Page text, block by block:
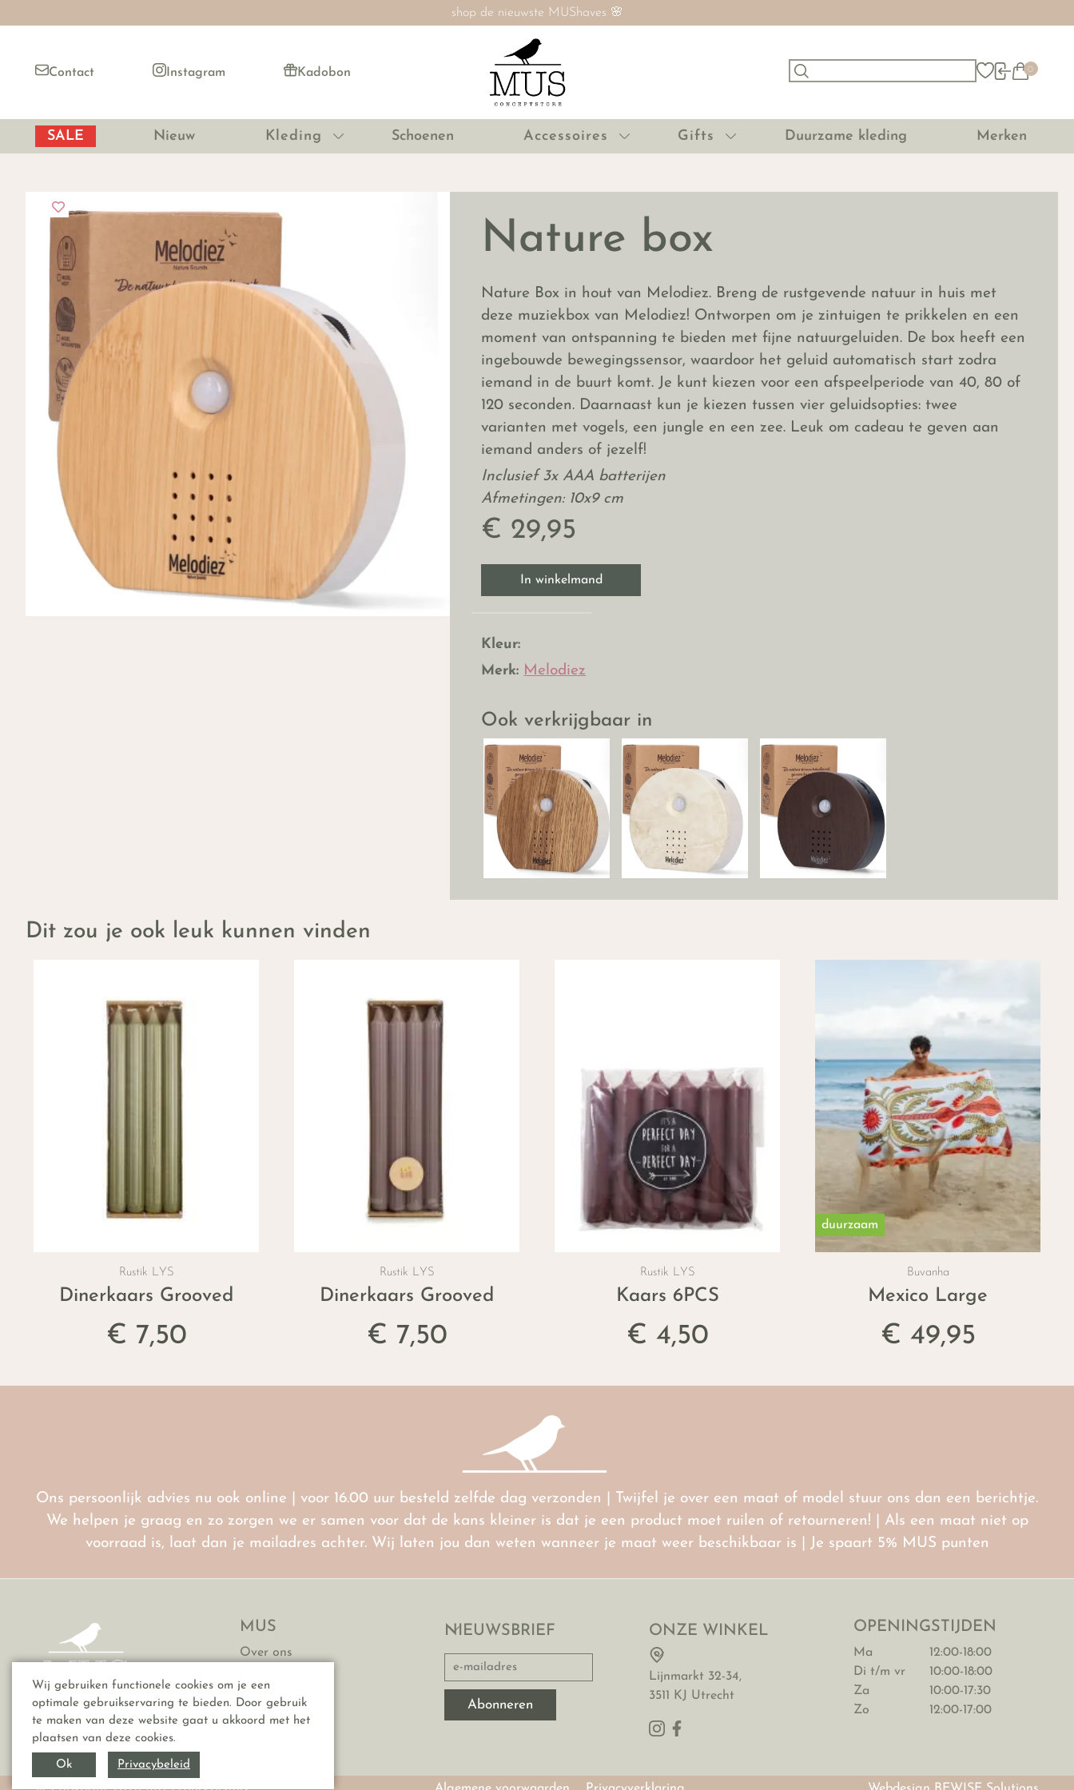
Wij gebruiken functionele cookies om je een
optimale gebruikservaring te bieden. Door gebruik
te maken van deze website gaat u akkoord met het
plaatsen van deze cookies.
Ok Privacybeleid
SALE nú tot 60% ‼️
Contact Instagram Kadobon 0
SALE Nieuw Kleding Schoenen Accessoires Gifts Duurzame kleding Merken
Nature box
Nature Box in hout van Melodiez. Breng de rustgevende natuur in huis met
deze muziekbox van Melodiez! Ontworpen om je zintuigen te prikkelen en een
moment van ontspanning te bieden met fijne natuurgeluiden. De box heeft een
ingebouwde bewegingssensor, waardoor het geluid automatisch start zodra
iemand in de buurt komt. Je kunt kiezen voor een afspeelperiode van 40, 80 of
120 seconden. Daarnaast kun je kiezen tussen vier geluidsopties: twee
varianten met vogels, een jungle en een zee. Leuk om cadeau te geven aan
iemand anders of jezelf!
Inclusief 3x AAA batterijen
Afmetingen: 10x9 cm
€ 29,95
In winkelmand
Kleur:
Merk: Melodiez
Ook verkrijgbaar in
Dit zou je ook leuk kunnen vinden
Rustik LYS
Dinerkaars Grooved
€ 7,50
Rustik LYS
Dinerkaars Grooved
€ 7,50
Rustik LYS
Kaars 6PCS
€ 4,50
duurzaam
Buvanha
Mexico Large
€ 49,95
Ons persoonlijk advies nu ook online | voor 16.00 uur besteld zelfde dag verzonden | Twijfel je over een maat of model stuur ons dan een berichtje.
We helpen je graag en zo zorgen we er samen voor dat de kans kleiner is dat je een product moet ruilen of retourneren! | Als een maat niet op
voorraad is, laat dan je mailadres achter. Wij laten jou dan weten wanneer je maat weer beschikbaar is | Je spaart 5% MUS punten
MUS
Over ons
Vacatures
FAQ
NIEUWSBRIEF ONZE WINKEL
Lijnmarkt 32-34,
3511 KJ Utrecht
OPENINGSTIJDEN
Ma
12:00-18:00
Di t/m vr
10:00-18:00
Za
10:00-17:30
Zo
12:00-17:00